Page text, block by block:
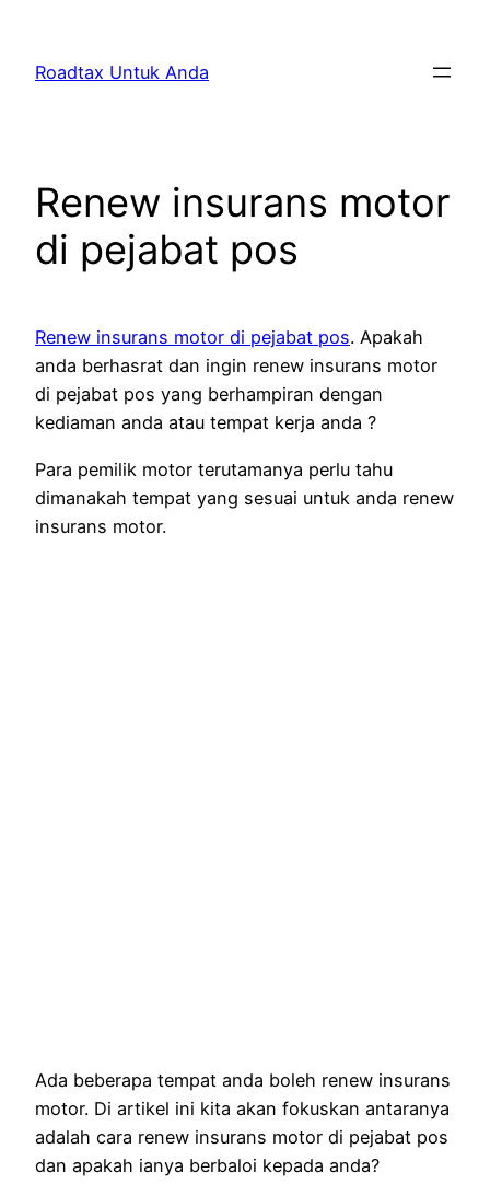
content
Roadtax Untuk Anda
Renew insurans motor
di pejabat pos
Renew insurans motor di pejabat pos. Apakah
anda berhasrat dan ingin renew insurans motor
di pejabat pos yang berhampiran dengan
kediaman anda atau tempat kerja anda ?
Para pemilik motor terutamanya perlu tahu
dimanakah tempat yang sesuai untuk anda renew
insurans motor.
Ada beberapa tempat anda boleh renew insurans
motor. Di artikel ini kita akan fokuskan antaranya
adalah cara renew insurans motor di pejabat pos
dan apakah ianya berbaloi kepada anda?